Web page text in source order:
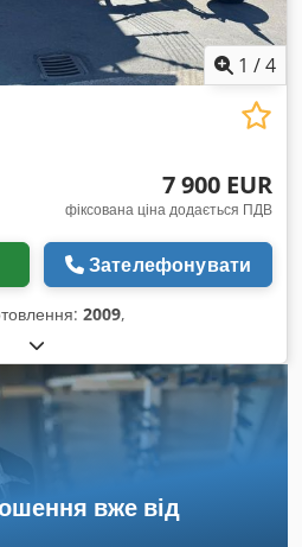
1 /4
7 900 EUR
фіксована ціна додається ПДВ
Зателефонувати
2009,
вже від